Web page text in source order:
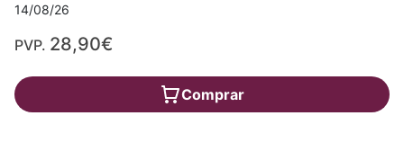
14/08/26
PVP. 28,90€
Comprar